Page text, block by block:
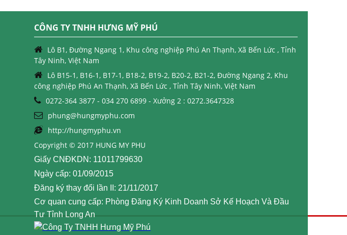
CÔNG TY TNHH HƯNG MỸ PHÚ
Lô B1, Đường Ngang 1, Khu công nghiệp Phú An Thạnh, Xã Bến Lức , Tỉnh
Tây Ninh, Việt Nam
Lô B15-1, B16-1, B17-1, B18-2, B19-2, B20-2, B21-2, Đường Ngang 2, Khu
công nghiệp Phú An Thạnh, Xã Bến Lức , Tỉnh Tây Ninh, Việt Nam
0272-364 3877 - 034 270 6899 - Xưởng 2 : 0272.3647328
phung@hungmyphu.com
http://hungmyphu.vn
Copyright © 2017 HUNG MY PHU
Giấy CNĐKDN: 11011799630
Ngày cấp: 01/09/2015
Đăng ký thay đổi lần II: 21/11/2017
Cơ quan cung cấp: Phòng Đăng Ký Kinh Doanh Sở Kế Hoạch Và Đầu
Tư Tỉnh Long An